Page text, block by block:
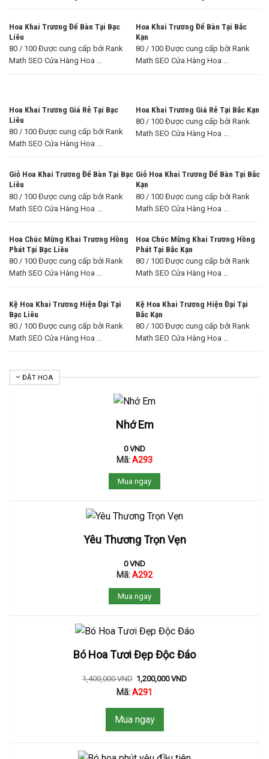
Hoa Khai Trương Để Bàn Tại Bạc
Liêu
80 / 100 Được cung cấp bởi Rank
Math SEO Cửa Hàng Hoa ...
Hoa Khai Trương Để Bàn Tại Bắc
Kạn
80 / 100 Được cung cấp bởi Rank
Math SEO Cửa Hàng Hoa ...
Hoa Khai Trương Giá Rẻ Tại Bạc
Liêu
80 / 100 Được cung cấp bởi Rank
Math SEO Cửa Hàng Hoa ...
Hoa Khai Trương Giá Rẻ Tại Bắc Kạn
80 / 100 Được cung cấp bởi Rank
Math SEO Cửa Hàng Hoa ...
Giỏ Hoa Khai Trương Để Bàn Tại Bạc
Liêu
80 / 100 Được cung cấp bởi Rank
Math SEO Cửa Hàng Hoa ...
Giỏ Hoa Khai Trương Để Bàn Tại Bắc
Kạn
80 / 100 Được cung cấp bởi Rank
Math SEO Cửa Hàng Hoa ...
Hoa Chúc Mừng Khai Trương Hồng
Phát Tại Bạc Liêu
80 / 100 Được cung cấp bởi Rank
Math SEO Cửa Hàng Hoa ...
Hoa Chúc Mừng Khai Trương Hồng
Phát Tại Bắc Kạn
80 / 100 Được cung cấp bởi Rank
Math SEO Cửa Hàng Hoa ...
Kệ Hoa Khai Trương Hiện Đại Tại
Bạc Liêu
80 / 100 Được cung cấp bởi Rank
Math SEO Cửa Hàng Hoa ...
Kệ Hoa Khai Trương Hiện Đại Tại
Bắc Kạn
80 / 100 Được cung cấp bởi Rank
Math SEO Cửa Hàng Hoa ...
ĐẶT HOA
Nhớ Em
0VND
Mã:A293
Mua ngay
Yêu Thương Trọn Vẹn
0VND
Mã:A292
Mua ngay
Bó Hoa Tươi Đẹp Độc Đáo
1,400,000VND 1,200,000VND
Mã:A291
Mua ngay